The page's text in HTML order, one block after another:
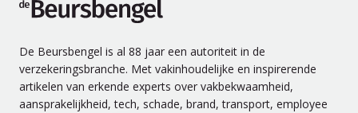
De Beursbengel is al 88 jaar een autoriteit in de
verzekeringsbranche. Met vakinhoudelijke en inspirerende
artikelen van erkende experts over vakbekwaamheid,
aansprakelijkheid, tech, schade, brand, transport, employee